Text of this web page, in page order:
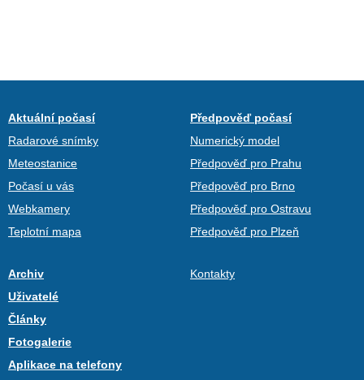
Aktuální počasí
Radarové snímky
Meteostanice
Počasí u vás
Webkamery
Teplotní mapa
Předpověď počasí
Numerický model
Předpověď pro Prahu
Předpověď pro Brno
Předpověď pro Ostravu
Předpověď pro Plzeň
Archiv
Uživatelé
Články
Fotogalerie
Aplikace na telefony
Kontakty